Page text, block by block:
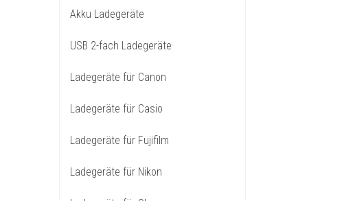
Akku Ladegeräte
USB 2-fach Ladegeräte
Ladegeräte für Canon
Ladegeräte für Casio
Ladegeräte für Fujifilm
Ladegeräte für Nikon